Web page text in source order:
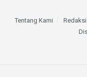
Tentang Kami Redaksi